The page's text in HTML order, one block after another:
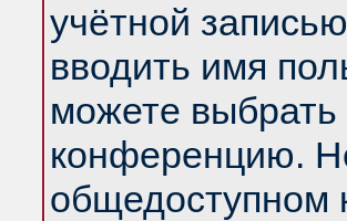
учётной
вводить имя
можете выбрать
конференцию.
общедоступном